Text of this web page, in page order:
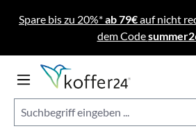
Zum Hauptinhalt springen
Spare bis zu 20%*ab 79€auf nicht
dem Code